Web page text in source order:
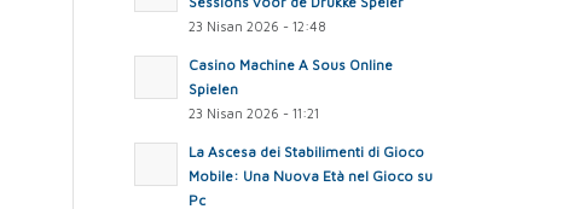
23 Nisan 2026 - 12:48
Casino Machine A Sous Online
Spielen
23 Nisan 2026 - 11:21
La Ascesa dei Stabilimenti di Gioco
Mobile: Una Nuova Età nel Gioco su
Pc